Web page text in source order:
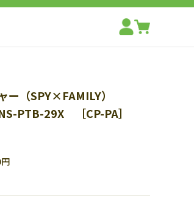
ー（SPY×FAMILY）
PTB-29X ［CP-PA］